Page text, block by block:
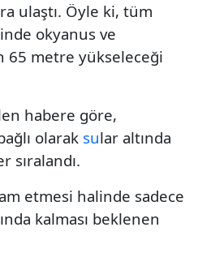
ulaştı. Öyle ki, tüm
okyanus ve
65 metre yükseleceği
habere göre,
olarak sular altında
sıralandı.
etmesi halinde sadece
kalması beklenen